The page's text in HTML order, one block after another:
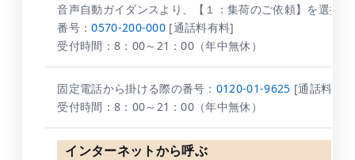
音声自動ガイダンスより、【１：集荷のご依頼】を選択
番号：0570-200-000 [通話料有料]
受付時間：8：00～21：00（年中無休）
固定電話から掛ける際の番号： 0120-01-9625 [通話料有
受付時間：8：00～21：00（年中無休）
インターネットから呼ぶ